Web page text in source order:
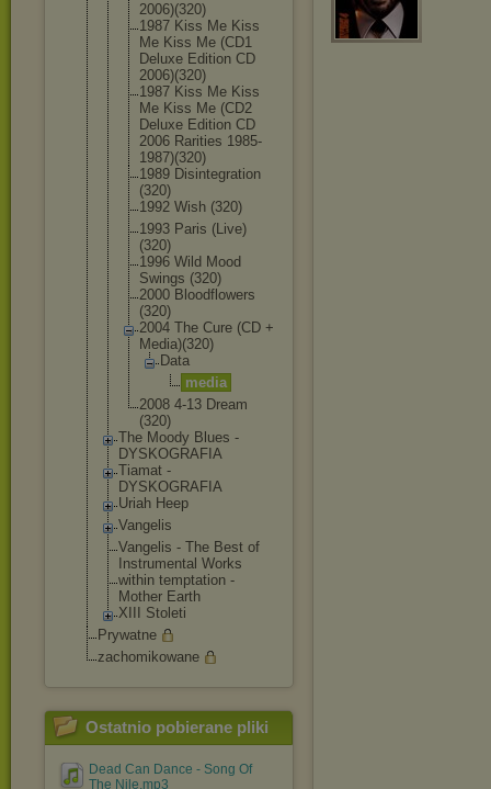
2006)(320)
1987 Kiss Me Kiss
Me Kiss Me (CD1
Deluxe Edition CD
2006)(320)
1987 Kiss Me Kiss
Me Kiss Me (CD2
Deluxe Edition CD
2006 Rarities 1985-
1987)(320)
1989 Disintegration
(320)
1992 Wish (320)
1993 Paris (Live)
(320)
1996 Wild Mood
Swings (320)
2000 Bloodflowers
(320)
2004 The Cure (CD +
Media)(320)
Data
media
2008 4-13 Dream
(320)
The Moody Blues -
DYSKOGRAFIA
Tiamat -
DYSKOGRAFIA
Uriah Heep
Vangelis
Vangelis - The Best of
Instrumental Works
within temptation -
Mother Earth
XIII Stoleti
Prywatne
zachomikowane
Ostatnio pobierane pliki
Dead Can Dance - Song Of
The Nile.mp3